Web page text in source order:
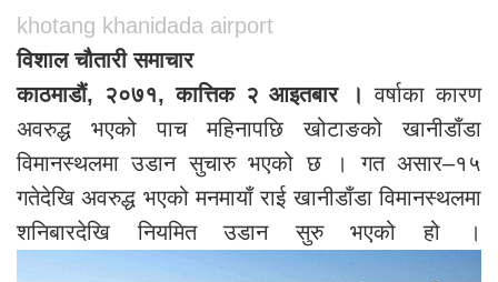
khotang khanidada airport
विशाल चौतारी समाचार
काठमाडौं, २०७१, कात्तिक २ आइतबार । वर्षाका कारण
अवरुद्ध भएको पाच महिनापछि खोटाङको खानीडाँडा
विमानस्थलमा उडान सुचारु भएको छ । गत असार–१५
गतेदेखि अवरुद्ध भएको मनमायाँ राई खानीडाँडा विमानस्थलमा
शनिबारदेखि नियमित उडान सुरु भएको हो ।